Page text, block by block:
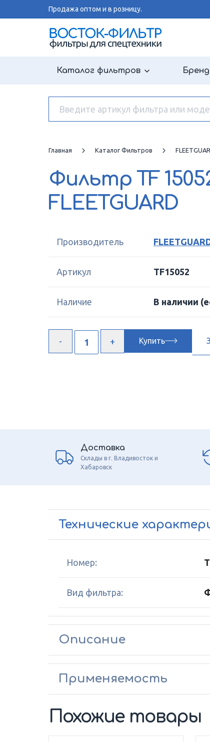
Продажа оптом и в розницу.
Каталог фильтров
Главная Каталог Фильтров
Фильтр TF
FLEETGUARD
Производитель
Артикул TF15052
Наличие В наличии
Купить
Доставка
Склады в г. Владивосток и
Хабаровск
Технические
Номер:
Вид фильтра:
Описание
Применяемость
Похожие товары